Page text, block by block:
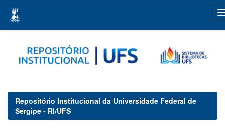
navigation
Repositório Institucional da Universidade Federal de
Sergipe - RI/UFS